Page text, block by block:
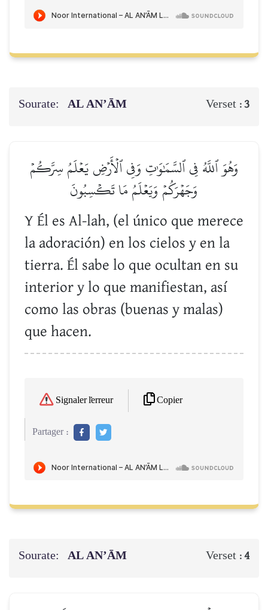
Sourate: AL AN’ĀM Verset :3
وَهُوَ ٱللَّهُ فِي ٱلسَّمَٰوَٰتِ وَفِي ٱلۡأَرۡضِ يَعۡلَمُ سِرَّكُمۡ
وَجَهۡرَكُمۡ وَيَعۡلَمُ مَا تَكۡسِبُونَ
Y Él es Al-lah, (el único que merece
la adoración) en los cielos y en la
tierra. Él sabe lo que ocultan en su
interior y lo que manifiestan, así
como las obras (buenas y malas)
que hacen.
Signaler l'erreur Copier
Partager :
Sourate: AL AN’ĀM Verset :4